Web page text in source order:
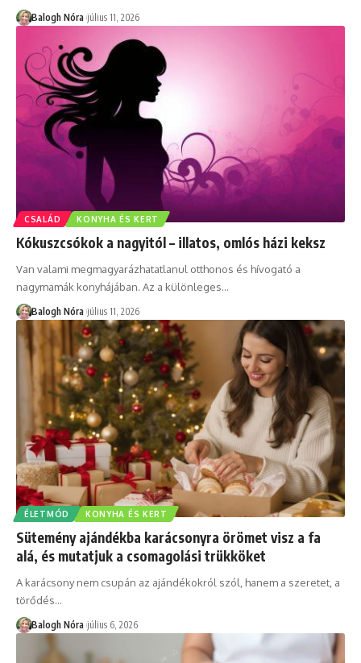
Balogh Nóra július 11, 2026
CSALÁD KONYHA ÉS KERT
Kókuszcsókok a nagyitól – illatos, omlós házi keksz
Van valami megmagyarázhatatlanul otthonos és hívogató a
nagymamák konyhájában. Az a különleges…
Balogh Nóra július 11, 2026
ÉLETMÓD KONYHA ÉS KERT
Sütemény ajándékba karácsonyra örömet visz a fa
alá, és mutatjuk a csomagolási trükköket
A karácsony nem csupán az ajándékokról szól, hanem a szeretet, a
törődés…
Balogh Nóra július 6, 2026